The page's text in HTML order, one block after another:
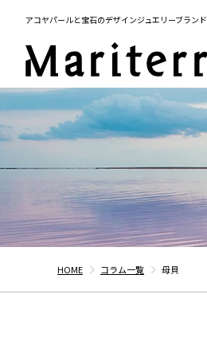
アコヤパールと宝石のデザインジュエリーブランド
HOME コラム一覧 母貝